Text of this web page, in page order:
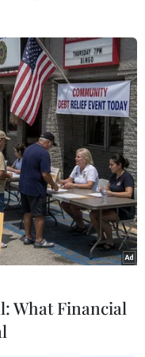
hợp lý khi
(sản xuất với
lại được tiếp
lĩnh vực
công nghệ
này. Số liệu
thấy:Vốn FDI
gần 120 tỷ USD
hơn 20 tỷ USD
điện,gas và cao
vực sản xuất.
các doanh
hết năng lực
có tay nghề
What Financial